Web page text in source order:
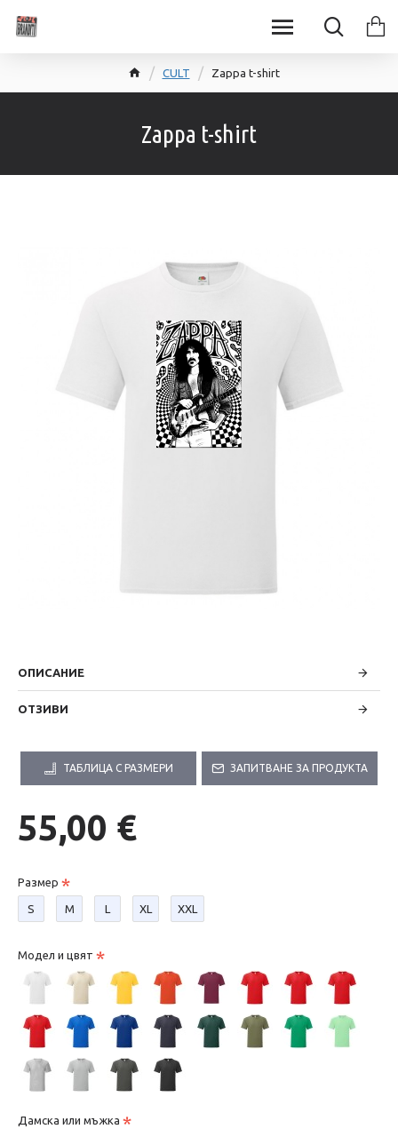
CULT Zappa t-shirt
Zappa t-shirt
ОПИСАНИЕ
ОТЗИВИ
ТАБЛИЦА С РАЗМЕРИ ЗАПИТВАНЕ ЗА ПРОДУКТА
55,00 €
Размер
S М L XL XXL
Модел и цвят
Дамска или мъжка